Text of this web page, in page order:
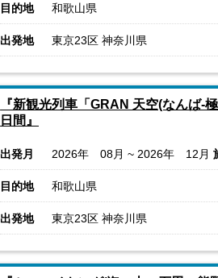
目的地 和歌山県
出発地 東京23区 神奈川県
『新観光列車「GRAN 天空(なんば-
日間』
出発月 2026年 08月 ~ 2026年 12月
目的地 和歌山県
出発地 東京23区 神奈川県